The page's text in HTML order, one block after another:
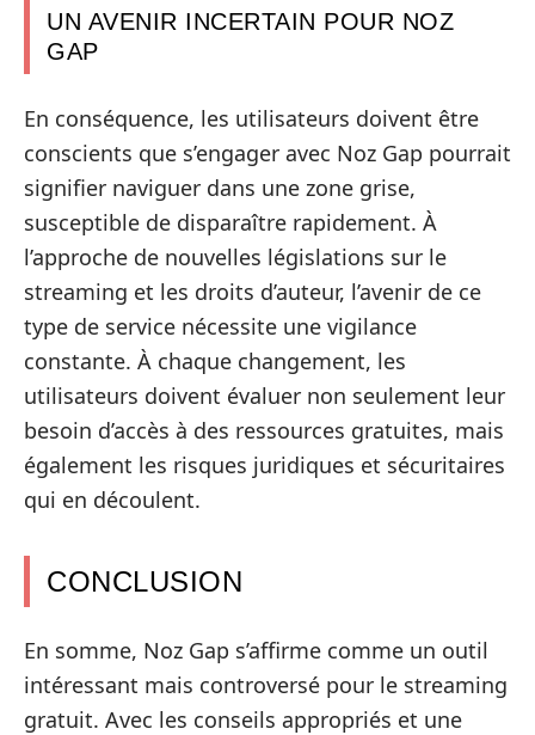
UN AVENIR INCERTAIN POUR NOZ
GAP
En conséquence, les utilisateurs doivent être
conscients que s’engager avec Noz Gap pourrait
signifier naviguer dans une zone grise,
susceptible de disparaître rapidement. À
l’approche de nouvelles législations sur le
streaming et les droits d’auteur, l’avenir de ce
type de service nécessite une vigilance
constante. À chaque changement, les
utilisateurs doivent évaluer non seulement leur
besoin d’accès à des ressources gratuites, mais
également les risques juridiques et sécuritaires
qui en découlent.
CONCLUSION
En somme, Noz Gap s’affirme comme un outil
intéressant mais controversé pour le streaming
gratuit. Avec les conseils appropriés et une